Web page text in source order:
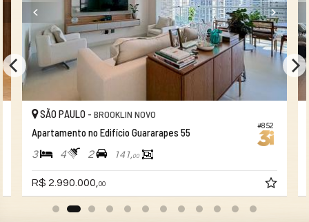
#852
SÃO PAULO -BROOKLIN NOVO
Apartamento no Edifício Guararapes 55
3 4 2 141,00
R$ 2.990.000,00